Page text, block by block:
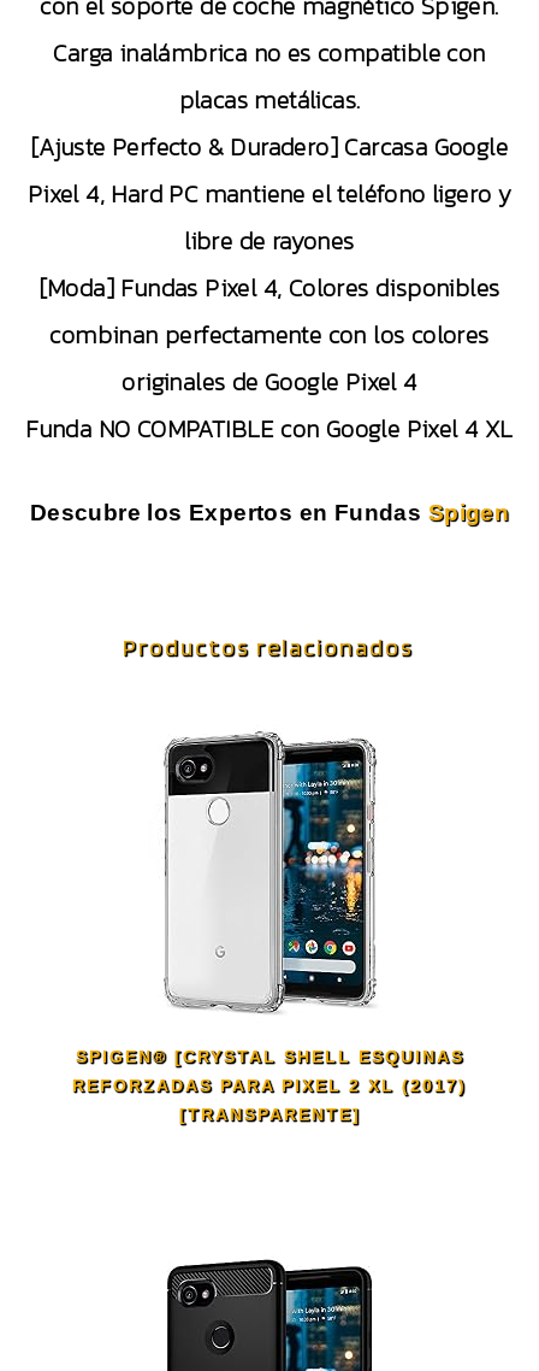
Carga inalámbrica no es compatible con
placas metálicas.
[Ajuste Perfecto & Duradero] Carcasa Google
Pixel 4, Hard PC mantiene el teléfono ligero y
libre de rayones
[Moda] Fundas Pixel 4, Colores disponibles
combinan perfectamente con los colores
originales de Google Pixel 4
Funda NO COMPATIBLE con Google Pixel 4 XL
Descubre los Expertos en Fundas Spigen
Productos relacionados
SPIGEN® [CRYSTAL SHELL ESQUINAS
REFORZADAS PARA PIXEL 2 XL (2017)
[TRANSPARENTE]